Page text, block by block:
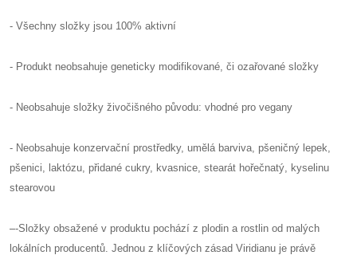
- Všechny složky jsou 100% aktivní
- Produkt neobsahuje geneticky modifikované, či ozařované složky
- Neobsahuje složky živočišného původu: vhodné pro vegany
- Neobsahuje konzervační prostředky, umělá barviva, pšeničný lepek,
pšenici, laktózu, přidané cukry, kvasnice, stearát hořečnatý, kyselinu
stearovou
–-Složky obsažené v produktu pochází z plodin a rostlin od malých
lokálních producentů. Jednou z klíčových zásad Viridianu je právě